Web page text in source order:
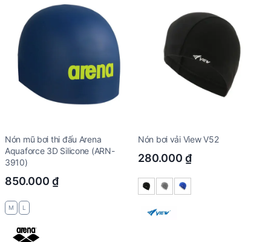
Nón mũ bơi thi đấu Arena
Aquaforce 3D Silicone (ARN-
3910)
850.000 ₫
M L
Nón bơi vải View V52
280.000 ₫